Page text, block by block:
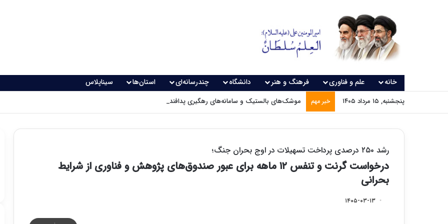
خانه علم و فناوری فرهنگ و هنر دانشگاه چندرسانه‌ای استان‌ها سیناپلاس
پنجشنبه, ۱۵ مرداد ۱۴۰۵ خبر مهم موشک‌های بالستیک و سامانه‌های رهگیری پدافندی چگونه کار می کنند؟
رشد ۲۵۰ درصدی پرداخت تسهیلات در اوج بحران جنگ؛
درخواست گرنت و تنفس ۱۲ ماهه برای عبور صندوق‌های پژوهش و فناوری از شرایط
بحرانی
۱۴۰۵-۰۳-۱۳